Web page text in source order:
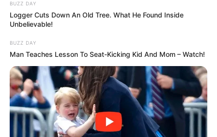
BUZZ DAY
Logger Cuts Down An Old Tree. What He Found Inside
Unbelievable!
BUZZ DAY
Man Teaches Lesson To Seat-Kicking Kid And Mom – Watch!